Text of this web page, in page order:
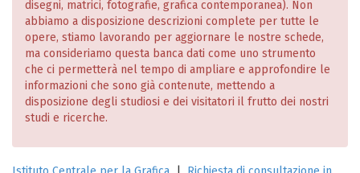
disegni, matrici, fotografie, grafica contemporanea). Non
abbiamo a disposizione descrizioni complete per tutte le
opere, stiamo lavorando per aggiornare le nostre schede,
ma consideriamo questa banca dati come uno strumento
che ci permetterà nel tempo di ampliare e approfondire le
informazioni che sono già contenute, mettendo a
disposizione degli studiosi e dei visitatori il frutto dei nostri
studi e ricerche.